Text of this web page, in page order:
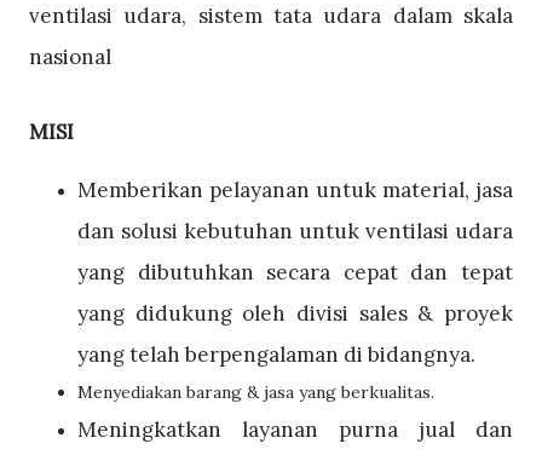
ventilasi udara, sistem tata udara dalam skala
nasional
MISI
Memberikan pelayanan untuk material, jasa
dan solusi kebutuhan untuk ventilasi udara
yang dibutuhkan secara cepat dan tepat
yang didukung oleh divisi sales & proyek
yang telah berpengalaman di bidangnya.
Menyediakan barang & jasa yang berkualitas.
Meningkatkan layanan purna jual dan